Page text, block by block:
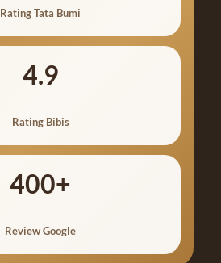
Rating Tata Bumi
4.9
Rating Bibis
400+
Review Google